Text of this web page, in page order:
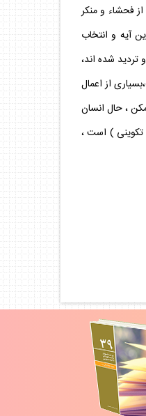
فحشاء و منكر
آيه و انتخاب
شده اند،
از اعمال
، حال انسان
تكوينى ) است ،